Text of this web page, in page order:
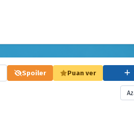
Spoiler Puan ver